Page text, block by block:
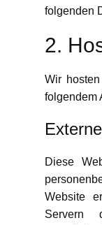
folgenden
2.
Wir
folgendem
Diese
Website
Servern